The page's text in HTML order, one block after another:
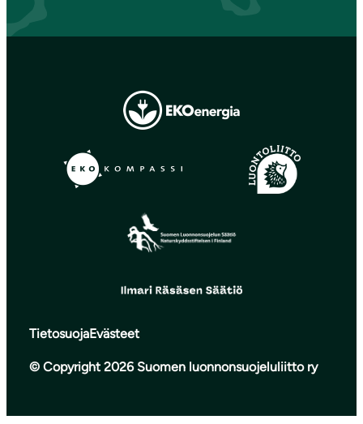
TietosuojaEvästeet
© Copyright 2026 Suomen luonnonsuojeluliitto ry